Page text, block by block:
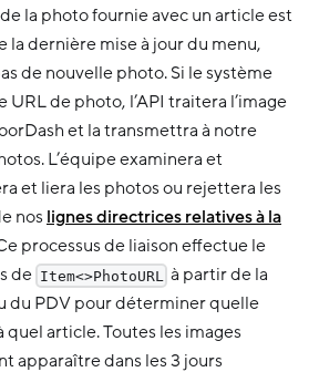
la photo fournie avec un article est
la dernière mise à jour du menu,
de nouvelle photo. Si le système
de photo, l’API traitera l’image
et la transmettra à notre
L’équipe examinera et
et liera les photos ou rejettera les
nos lignes directrices relatives à la
processus de liaison effectue le
de Item<>PhotoURL
à partir de la
du PDV pour déterminer quelle
article. Toutes les images
apparaître dans les 3 jours